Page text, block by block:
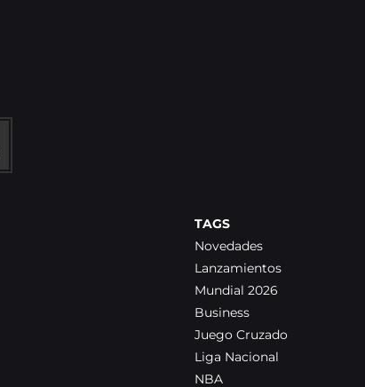
TAGS
Novedades
Lanzamientos
Mundial 2026
Business
Juego Cruzado
Liga Nacional
NBA